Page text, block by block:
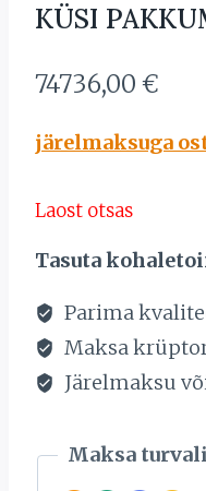
KÜSI
74736,00 €
järelmaksuga
Laost otsas
Tasuta
Parima
Maksa
Järelmaksu
Maksa